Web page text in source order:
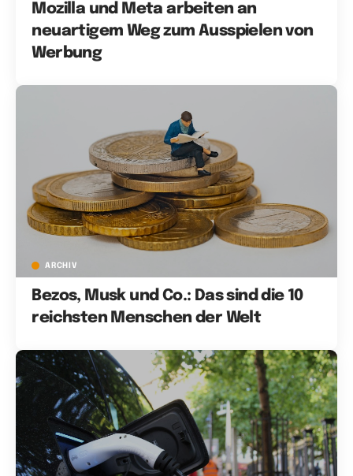
Mozilla und Meta arbeiten an
neuartigem Weg zum Ausspielen von
Werbung
ARCHIV
Bezos, Musk und Co.: Das sind die 10
reichsten Menschen der Welt